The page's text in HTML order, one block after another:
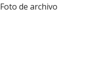
Foto de archivo